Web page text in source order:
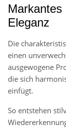
Eleganz
Die
einen
ausgewogene
die sich
einfügt.
So entstehen